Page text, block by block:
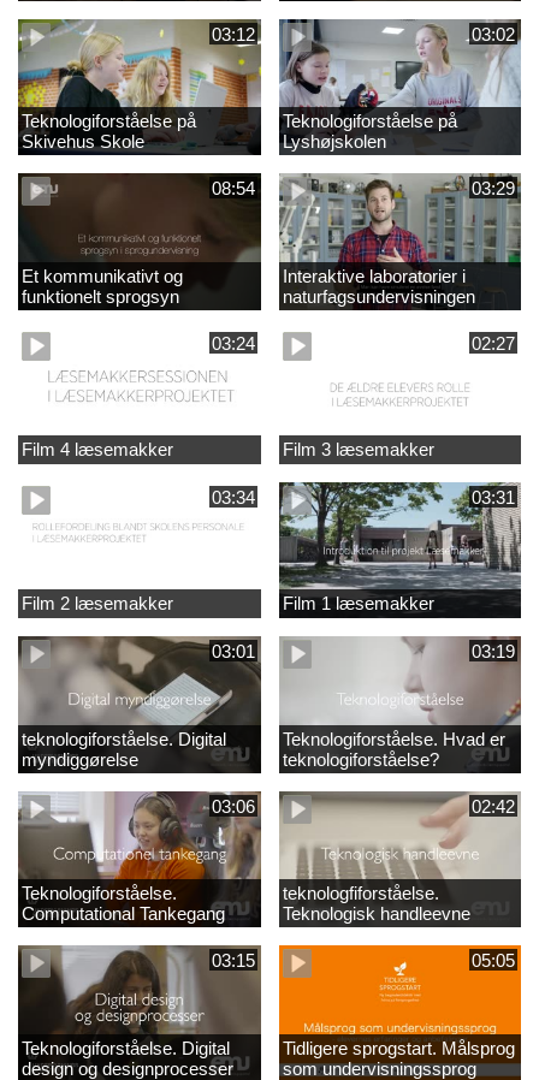
03:12
Teknologiforståelse på
Skivehus Skole
03:02
Teknologiforståelse på
Lyshøjskolen
08:54
Et kommunikativt og
funktionelt sprogsyn
03:29
Interaktive laboratorier i
naturfagsundervisningen
03:24
Film 4 læsemakker
02:27
Film 3 læsemakker
03:34
Film 2 læsemakker
03:31
Film 1 læsemakker
03:01
teknologiforståelse. Digital
myndiggørelse
03:19
Teknologiforståelse. Hvad er
teknologiforståelse?
03:06
Teknologiforståelse.
Computational Tankegang
02:42
teknologfiforståelse.
Teknologisk handleevne
03:15
Teknologiforståelse. Digital
design og designprocesser
05:05
Tidligere sprogstart. Målsprog
som undervisningssprog